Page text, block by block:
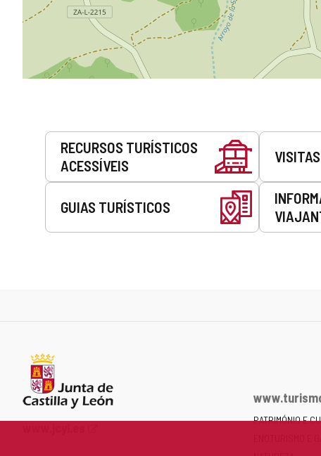
Serviços
RECURSOS TURÍSTICOS
ACESSÍVEIS
GUIAS TURÍSTICOS
PATRIMÓNIO E